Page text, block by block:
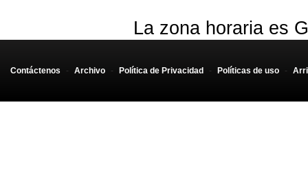
La zona horaria es
Contáctenos - Archivo - Política de Privacidad - Políticas de uso -